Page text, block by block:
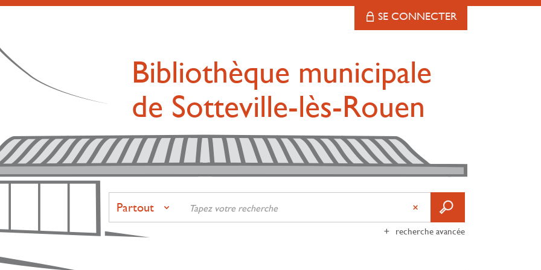
SE CONNECTER
Bibliothèque municipale
de Sotteville-lès-Rouen
Partout
recherche avancée